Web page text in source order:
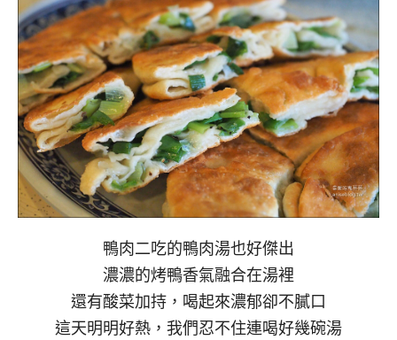
鴨肉二吃的鴨肉湯也好傑出
濃濃的烤鴨香氣融合在湯裡
還有酸菜加持，喝起來濃郁卻不膩口
這天明明好熱，我們忍不住連喝好幾碗湯